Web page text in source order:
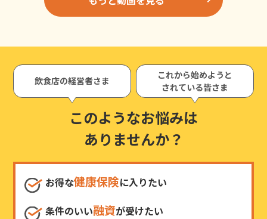
飲食店の経営者さま
これから始めようと
されている皆さま
このようなお悩みは
ありませんか？
お得な健康保険に入りたい
条件のいい融資が受けたい